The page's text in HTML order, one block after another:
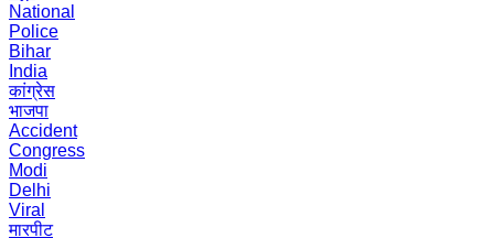
National
Police
Bihar
India
कांग्रेस
भाजपा
Accident
Congress
Modi
Delhi
Viral
मारपीट